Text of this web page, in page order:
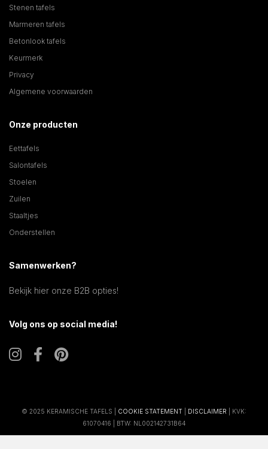
Stenen tafels
Marmeren tafels
Betonlook tafels
Keurmerk
Privacy
Algemene voorwaarden
Onze producten
Eettafels
Salontafels
Stoelen
Zuilen
Staaltjes
Onderstellen
Samenwerken?
Bekijk hier onze B2B opties!
Volg ons op social media!
© 2025 KERAMISCHE TAFELS | COOKIE STATEMENT DISCLAIMER | KVK:
61070416 | BTW: NL002142731B64